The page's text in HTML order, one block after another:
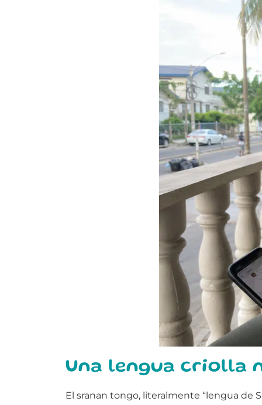
Una lengua criolla
El sranan tongo, literalmente “lengua de